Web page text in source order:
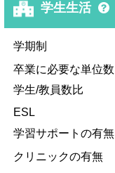
学生生活
学期制
卒業に必要な単位数
学生/教員数比
ESL
学習サポートの有無
クリニックの有無